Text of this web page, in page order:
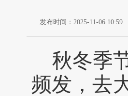
发布时间：2025-11-06 10:59
秋冬季
频发，去